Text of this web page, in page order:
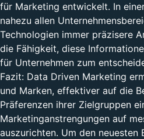
für Marketing entwickelt. In
nahezu allen
Technologien immer präzisere
die Fähigkeit, diese
für Unternehmen zum
Fazit: Data Driven Marketing
und Marken, effektiver auf die
Präferenzen ihrer Zielgruppen
Marketinganstrengungen auf
auszurichten. Um den neuesten